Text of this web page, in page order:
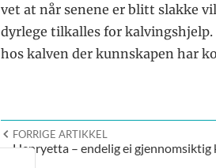
vet at når senene er blitt slakke
dyrlege tilkalles for
hos kalven der kunnskapen har
FORRIGE ARTIKKEL
Henryetta – endelig ei gjennomsiktig